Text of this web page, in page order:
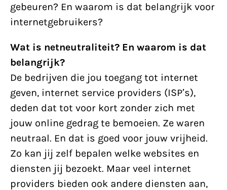
gebeuren? En waarom is dat belangrijk voor
internetgebruikers?
Wat is netneutraliteit? En waarom is dat
belangrijk?
De bedrijven die jou toegang tot internet
geven, internet service providers (ISP’s),
deden dat tot voor kort zonder zich met
jouw online gedrag te bemoeien. Ze waren
neutraal. En dat is goed voor jouw vrijheid.
Zo kan jij zelf bepalen welke websites en
diensten jij bezoekt. Maar veel internet
providers bieden ook andere diensten aan,